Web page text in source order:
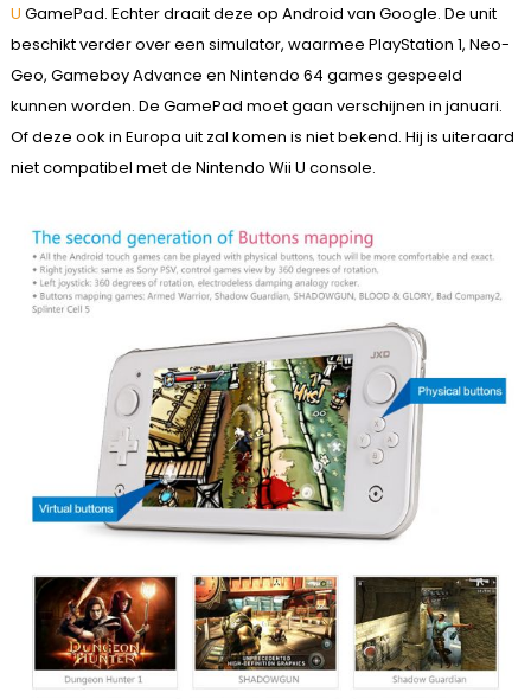
U GamePad. Echter draait deze op Android van Google. De unit
beschikt verder over een simulator, waarmee PlayStation 1, Neo-
Geo, Gameboy Advance en Nintendo 64 games gespeeld
kunnen worden. De GamePad moet gaan verschijnen in januari.
Of deze ook in Europa uit zal komen is niet bekend. Hij is uiteraard
niet compatibel met de Nintendo Wii U console.